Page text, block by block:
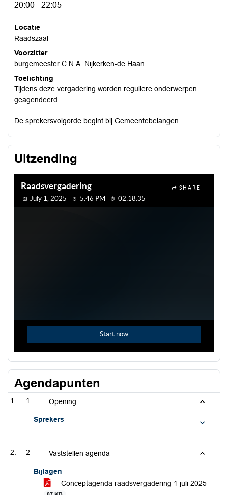
20:00 - 22:05
Locatie
Raadszaal
Voorzitter
burgemeester C.N.A. Nijkerken-de Haan
Toelichting
Tijdens deze vergadering worden reguliere onderwerpen
geagendeerd.
De sprekersvolgorde begint bij Gemeentebelangen.
Uitzending
Agendapunten
1 Opening
Sprekers
2 Vaststellen agenda
Bijlagen
Conceptagenda raadsvergadering 1 juli 2025